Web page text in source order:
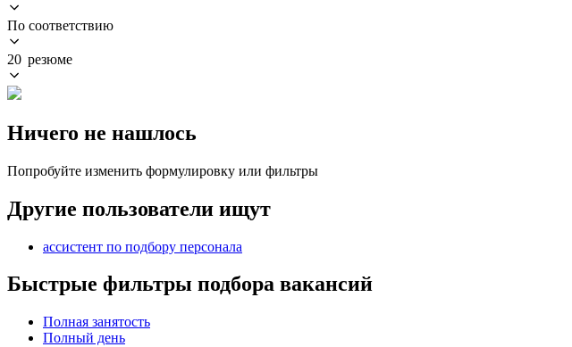
По соответствию
20 резюме
Ничего не нашлось
Попробуйте изменить формулировку или фильтры
Другие пользователи ищут
ассистент по подбору персонала
Быстрые фильтры подбора вакансий
Полная занятость
Полный день